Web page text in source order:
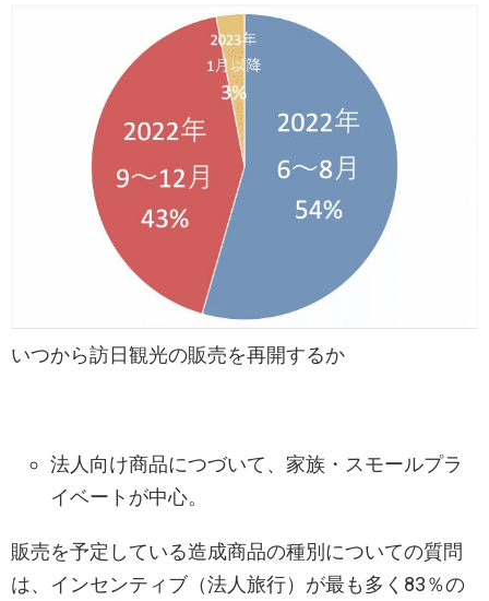
いつから訪日観光の販売を再開するか
法人向け商品につづいて、家族・スモールプラ
イベートが中心。
販売を予定している造成商品の種別についての質問
は、インセンティブ（法人旅行）が最も多く83％の